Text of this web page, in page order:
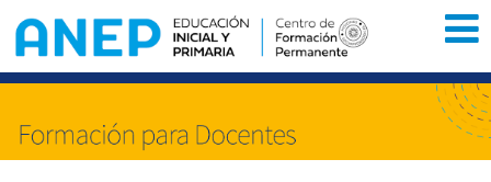
Institucional